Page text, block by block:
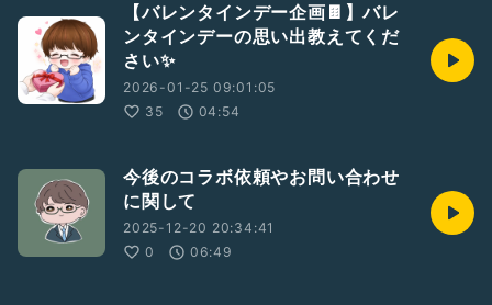
【バレンタインデー企画🍫】バレ
ンタインデーの思い出教えてくだ
さい✨️
2026-01-25 09:01:05
35
04:54
今後のコラボ依頼やお問い合わせ
に関して
2025-12-20 20:34:41
0
06:49